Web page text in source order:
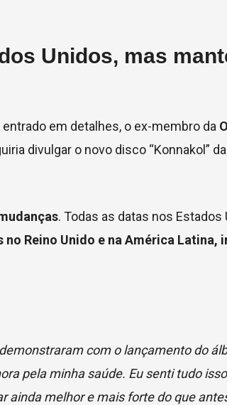
Unidos, mas
em detalhes, o ex-membro da
divulgar o novo disco “Konnakol”
. Todas as datas nos
no Reino Unido e na América
com o lançamento do
pela minha saúde. Eu senti tudo
ainda melhor e mais forte do que